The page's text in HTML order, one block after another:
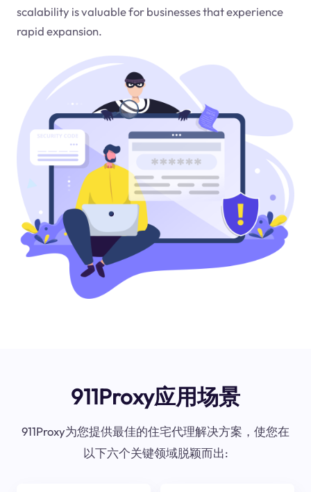
scalability is valuable for businesses that experience
rapid expansion.
911Proxy应用场景
911Proxy为您提供最佳的住宅代理解决方案，使您在
以下六个关键领域脱颖而出: